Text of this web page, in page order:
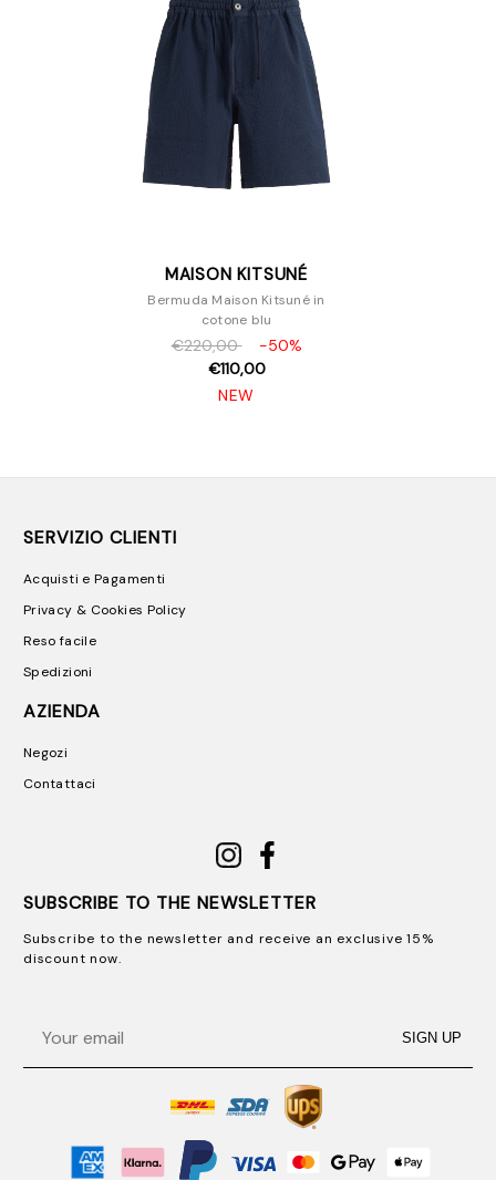
MAISON KITSUNÉ
Bermuda Maison Kitsuné in
cotone blu
€220,00
-50%
€110,00
NEW
SERVIZIO CLIENTI
Acquisti e Pagamenti
Privacy & Cookies Policy
Reso facile
Spedizioni
AZIENDA
Negozi
Contattaci
SUBSCRIBE TO THE NEWSLETTER
Subscribe to the newsletter and receive an exclusive 15%
discount now.
SIGN UP